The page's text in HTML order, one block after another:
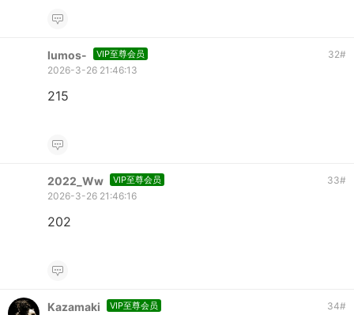
lumos- VIP至尊会员 32#
2026-3-26 21:46:13
215
2022_Ww VIP至尊会员 33#
2026-3-26 21:46:16
202
Kazamaki VIP至尊会员 34#